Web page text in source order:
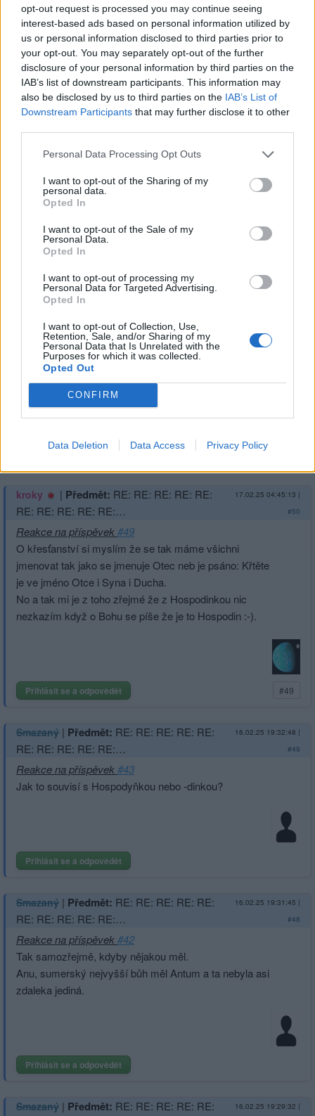
opt-out request is processed you may continue seeing
interest-based ads based on personal information utilized by
us or personal information disclosed to third parties prior to
your opt-out. You may separately opt-out of the further
disclosure of your personal information by third parties on the
IAB’s list of downstream participants. This information may
also be disclosed by us to third parties on the IAB’s List of
Downstream Participants that may further disclose it to other
Personal Data Processing Opt Outs
I want to opt-out of the Sharing of my
personal data.
Opted In
I want to opt-out of the Sale of my
Personal Data.
Opted In
I want to opt-out of processing my
Personal Data for Targeted Advertising.
Opted In
I want to opt-out of Collection, Use,
Retention, Sale, and/or Sharing of my
Personal Data that Is Unrelated with the
Purposes for which it was collected.
Opted Out
CONFIRM
Data Deletion Data Access Privacy Policy
Reakce na příspěvek#45
Kde je tam?
Přihlásit se a odpovědět #45
RE: RE: RE: RE: RE:…
Reakce na příspěvek
Království boží se bez Hospodinek neobejde neb je
psáno :
Lukáš 8
1 Potom Ježíš procházel městy a vesnicemi a přinášel
radostnou zvěst o Božím království; bylo s ním dvanáct
2 a některé ženy uzdravené od zlých duchů a nemocí:
Marie, zvaná Magdalská, z níž vyhnal sedm démonů,
3 Jana, žena Herodova správce Chuzy, Zuzana a
mnohé jiné, které se o ně ze svých prostředků staraly.
Přihlásit se a odpovědět
kroky | Předmět: RE: RE: RE: RE: RE:
RE: RE: RE: RE: RE:…
17.02.25 04:45:13 |
#50
Reakce na příspěvek#49
O křesťanství si myslím že se tak máme všichni
jmenovat tak jako se jmenuje Otec neb je psáno: Křtěte
je ve jméno Otce i Syna i Ducha.
No a tak mi je z toho zřejmé že z Hospodinkou nic
nezkazím když o Bohu se píše že je to Hospodin :-).
Přihlásit se a odpovědět #49
Smazaný | Předmět: RE: RE: RE: RE: RE:
RE: RE: RE: RE: RE:…
16.02.25 19:32:48 |
#49
Reakce na příspěvek#43
Jak to souvisí s Hospodyňkou nebo -dinkou?
Přihlásit se a odpovědět
Smazaný | Předmět: RE: RE: RE: RE: RE:
RE: RE: RE: RE: RE:…
16.02.25 19:31:45 |
#48
Reakce na příspěvek#42
Tak samozřejmě, kdyby nějakou měl.
Anu, sumerský nejvyšší bůh měl Antum a ta nebyla asi
zdaleka jediná.
Přihlásit se a odpovědět
Smazaný | Předmět: RE: RE: RE: RE: RE:
16.02.25 19:29:32 |